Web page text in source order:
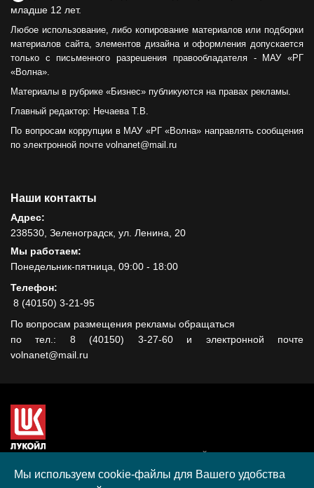
младше 12 лет.
Любое использование, либо копирование материалов или подборки
материалов сайта, элементов дизайна и оформления допускается
только с письменного разрешения правообладателя - МАУ «РГ
«Волна».
Материалы в рубрике «Бизнес» публикуются на правах рекламы.
Главный редактор: Нечаева Т.В.
По вопросам коррупции в МАУ «РГ «Волна» направлять сообщения
по электронной почте volnanet@mail.ru
Наши контакты
Адрес:
238530, Зеленоградск, ул. Ленина, 20
Мы работаем:
Понедельник-пятница, 09:00 - 18:00
Телефон:
8 (40150) 3-21-95
По вопросам размещения рекламы обращаться
по тел.: 8 (40150) 3-27-60 и электронной почте
volnanet@mail.ru
гранта, полученного в рамках XIII Конкурса социальных и
культурных проектов ПАО "ЛУКОЙЛ" на территории
Мы используем cookie-файлы для Вашего удобства